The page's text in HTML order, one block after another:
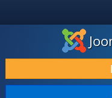
DESCARGAR
DESCUBRE Y APRENDE